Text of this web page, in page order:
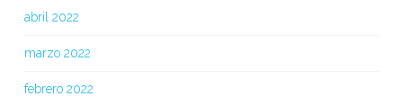
abril 2022
marzo 2022
febrero 2022